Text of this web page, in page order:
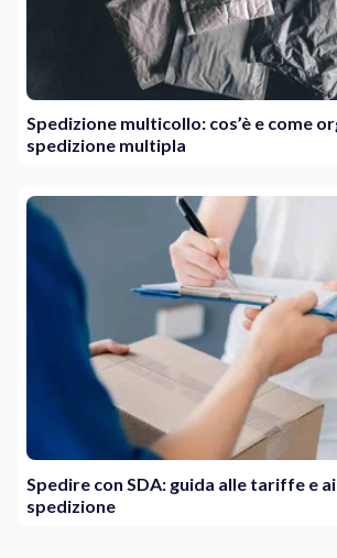
Spedizione multicollo: cos’è e come
spedizione multipla
Spedire con SDA: guida alle tariffe e
spedizione